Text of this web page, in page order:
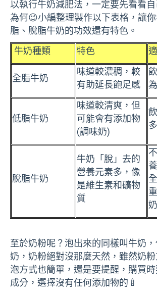
以執行牛奶減肥法，一定要先看看
為何😉小編整理製作以下表格，讓
脂、脫脂牛奶的功效還有特色。
牛奶種類
特色
全脂牛奶
味道較濃稠，較
有助延長飽足感
低脂牛奶
味道較清爽，但
可能會有添加物
(調味奶)
多
脫脂牛奶
牛奶「脫」去的
營養元素多，像
是維生素和礦物
質
至於奶粉呢？泡出來的同樣叫牛奶
奶，奶粉絕對沒那麼天然，雖然奶
泡方式也簡單，還是要提醒，購買
成分，選擇沒有任何添加物的🍼